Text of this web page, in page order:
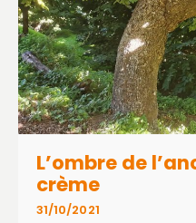
L’ombre de
crème
31/10/2021